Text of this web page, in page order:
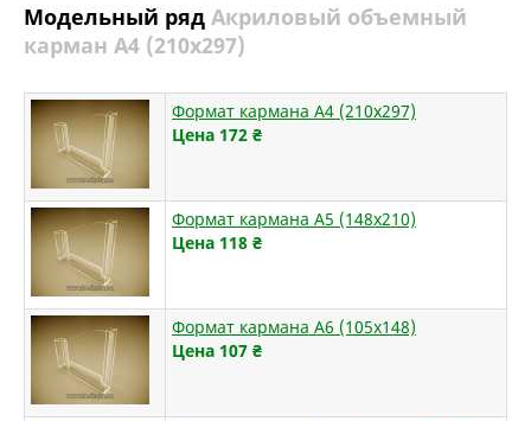
Модельный ряд Акриловый объемный
карман А4 (210х297)
Формат кармана А4 (210х297)
Цена 172 ₴
Формат кармана А5 (148х210)
Цена 118 ₴
Формат кармана А6 (105х148)
Цена 107 ₴